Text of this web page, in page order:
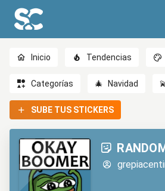
Inicio Tendencias
Categorías 🎄 Navidad
SUBE TUS STICKERS